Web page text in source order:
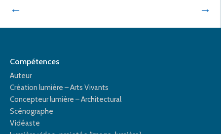
← →
Compétences
Auteur
Création lumière – Arts Vivants
Concepteur lumière – Architectural
Scénographe
Vidéaste